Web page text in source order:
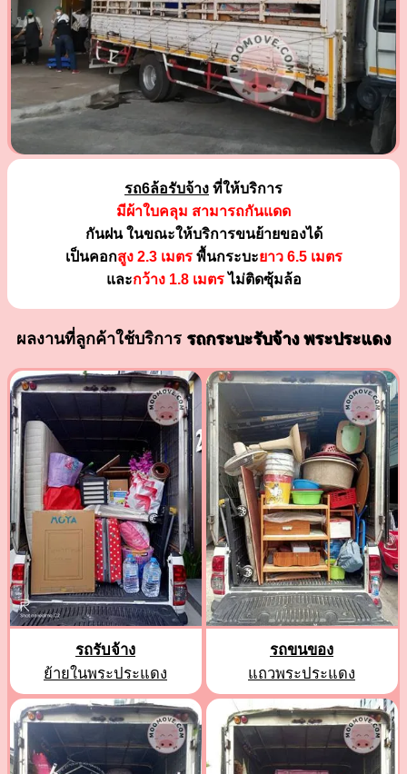
รถ6ล้อรับจ้าง ที่ให้บริการ
มีผ้าใบคลุม สามารถกันแดด
กันฝน ในขณะให้บริการขนย้ายของได้
เป็นคอกสูง 2.3 เมตรพื้นกระบะยาว 6.5 เมตร
และกว้าง 1.8 เมตรไม่ติดซุ้มล้อ
ผลงานที่ลูกค้าใช้บริการ รถกระบะรับจ้าง พระประแดง
รถรับจ้าง
ย้ายในพระประแดง
รถขนของ
แถวพระประแดง